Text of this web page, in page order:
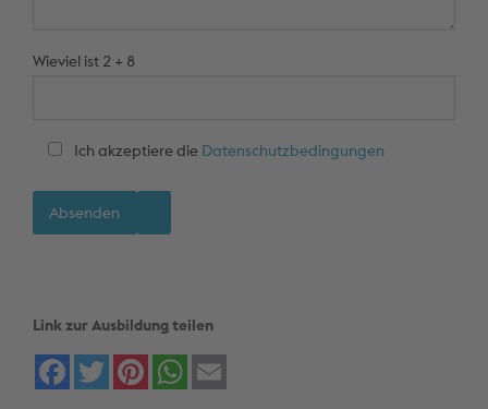
Wieviel ist 2 + 8
Ich akzeptiere die Datenschutzbedingungen
Link zur Ausbildung teilen
Facebook
Twitter
Pinterest
WhatsApp